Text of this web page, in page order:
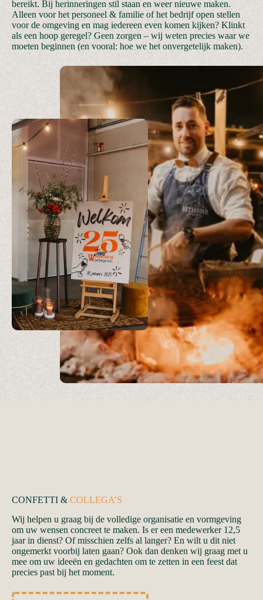
bereikt. Bij herinneringen stil staan en weer nieuwe maken.
Alleen voor het personeel & familie of het bedrijf open stellen
voor de omgeving en mag iedereen even komen kijken? Klinkt
als een hoop geregel? Geen zorgen – wij weten precies waar we
moeten beginnen (en vooral: hoe we het onvergetelijk maken).
CONFETTI & COLLEGA’S
Wij helpen u graag bij de volledige organisatie en vormgeving
om uw wensen concreet te maken. Is er een medewerker 12,5
jaar in dienst? Of misschien zelfs al langer? En wilt u dit niet
ongemerkt voorbij laten gaan? Ook dan denken wij graag met u
mee om uw ideeën en gedachten om te zetten in een feest dat
precies past bij het moment.